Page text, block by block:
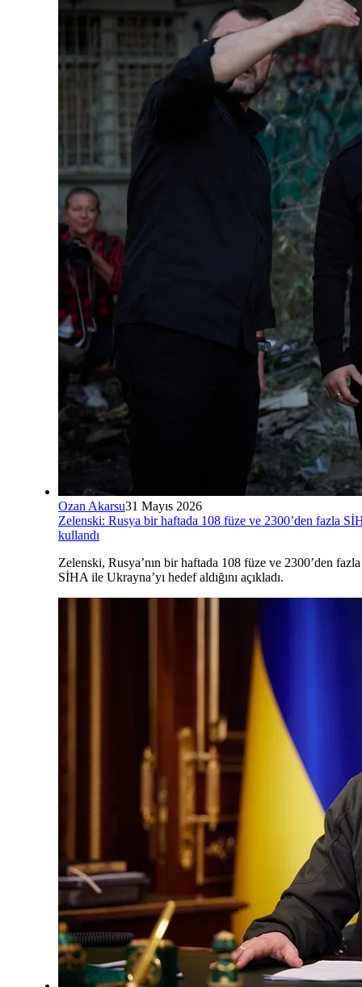
Ozan Akarsu31 Mayıs 2026
Zelenski: Rusya bir haftada 108 füze ve 2300’den fazla
kullandı
Zelenski, Rusya’nın bir haftada 108 füze ve 2300’den fazla
SİHA ile Ukrayna’yı hedef aldığını açıkladı.